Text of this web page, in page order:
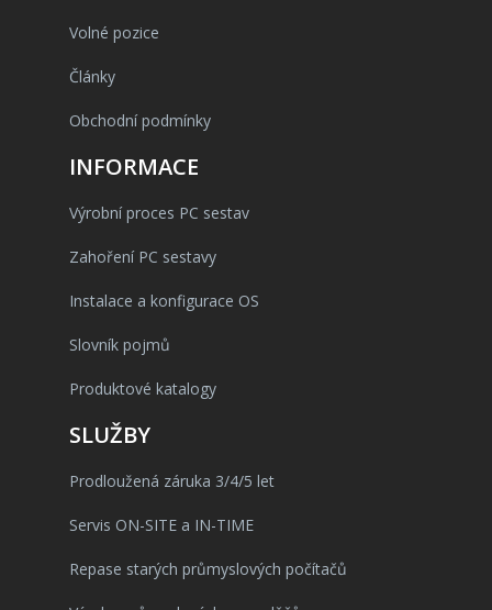
Volné pozice
Články
Obchodní podmínky
INFORMACE
Výrobní proces PC sestav
Zahoření PC sestavy
Instalace a konfigurace OS
Slovník pojmů
Produktové katalogy
SLUŽBY
Prodloužená záruka 3/4/5 let
Servis ON-SITE a IN-TIME
Repase starých průmyslových počítačů